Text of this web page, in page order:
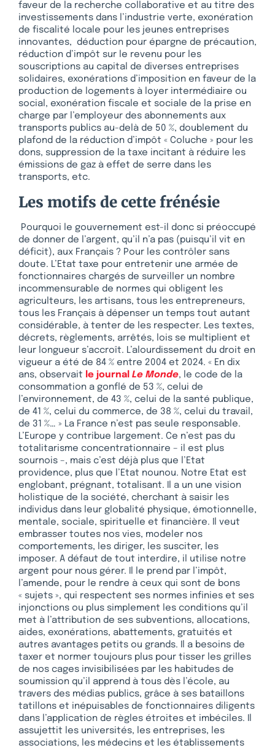
faveur de la recherche collaborative et au titre des
investissements dans l’industrie verte, exonération
de fiscalité locale pour les jeunes entreprises
innovantes, déduction pour épargne de précaution,
réduction d’impôt sur le revenu pour les
souscriptions au capital de diverses entreprises
solidaires, exonérations d’imposition en faveur de la
production de logements à loyer intermédiaire ou
social, exonération fiscale et sociale de la prise en
charge par l’employeur des abonnements aux
transports publics au-delà de 50 %, doublement du
plafond de la réduction d’impôt « Coluche » pour les
dons, suppression de la taxe incitant à réduire les
émissions de gaz à effet de serre dans les
transports, etc.
Les motifs de cette frénésie
Pourquoi le gouvernement est-il donc si préoccupé
de donner de l’argent, qu’il n’a pas (puisqu’il vit en
déficit), aux Français ? Pour les contrôler sans
doute. L’Etat taxe pour entretenir une armée de
fonctionnaires chargés de surveiller un nombre
incommensurable de normes qui obligent les
agriculteurs, les artisans, tous les entrepreneurs,
tous les Français à dépenser un temps tout autant
considérable, à tenter de les respecter. Les textes,
décrets, règlements, arrêtés, lois se multiplient et
leur longueur s’accroît. L’alourdissement du droit en
vigueur a été de 84 % entre 2004 et 2024. « En dix
ans, observait le journal Le Monde, le code de la
consommation a gonflé de 53 %, celui de
l’environnement, de 43 %, celui de la santé publique,
de 41 %, celui du commerce, de 38 %, celui du travail,
de 31 %… » La France n’est pas seule responsable.
L’Europe y contribue largement. Ce n’est pas du
totalitarisme concentrationnaire – il est plus
sournois –, mais c’est déjà plus que l’Etat
providence, plus que l’Etat nounou. Notre Etat est
englobant, prégnant, totalisant. Il a un une vision
holistique de la société, cherchant à saisir les
individus dans leur globalité physique, émotionnelle,
mentale, sociale, spirituelle et financière. Il veut
embrasser toutes nos vies, modeler nos
comportements, les diriger, les susciter, les
imposer. A défaut de tout interdire, il utilise notre
argent pour nous gérer. Il le prend par l’impôt,
l’amende, pour le rendre à ceux qui sont de bons
« sujets », qui respectent ses normes infinies et ses
injonctions ou plus simplement les conditions qu’il
met à l’attribution de ses subventions, allocations,
aides, exonérations, abattements, gratuités et
autres avantages petits ou grands. Il a besoins de
taxer et normer toujours plus pour tisser les grilles
de nos cages invisibilisées par les habitudes de
soumission qu’il apprend à tous dès l’école, au
travers des médias publics, grâce à ses bataillons
tatillons et inépuisables de fonctionnaires diligents
dans l’application de règles étroites et imbéciles. Il
assujettit les universités, les entreprises, les
associations, les médecins et les établissements